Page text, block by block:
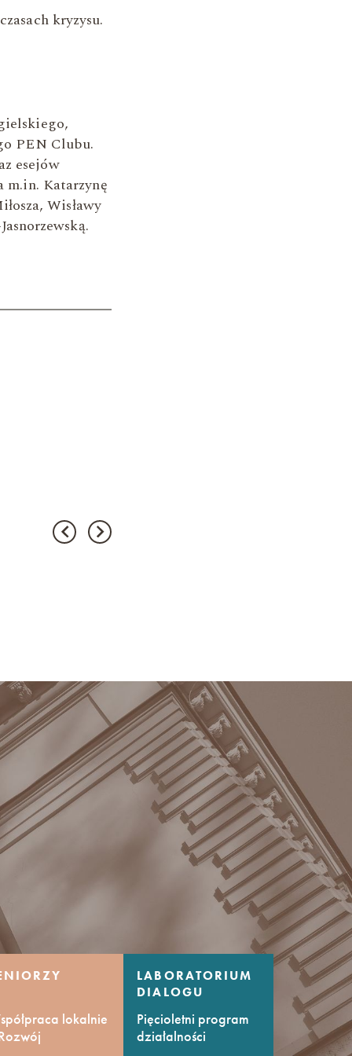
kryzysu.
PEN Clubu.
esejów
m.in. Katarzynę
Wisławy
lokalnie
LABORATORIUM
DIALOGU
Pięcioletni program
działalności